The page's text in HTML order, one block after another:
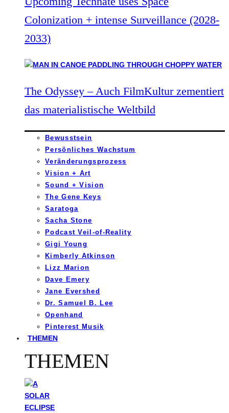
Colonization + intense Surveillance (2028-
2033)
The Odyssey – Auch FilmKultur zementiert
das materialistische Weltbild
Bewusstsein
Persönliches Wachstum
Veränderungsprozess
Vision + Art
Sound + Vision
The Gene Keys
Saratoga
Sacha Stone
Podcast Veil-of-Reality
Gigi Young
Kimberly Atkinson
Lizz Marion
Dave Emery
Jane Evershed
Dr. Samuel B. Lee
Openhand
Pinterest Musik
THEMEN
THEMEN